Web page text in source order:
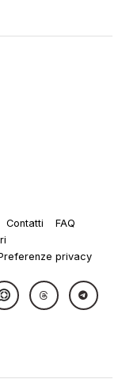
Contatti
FAQ
privacy